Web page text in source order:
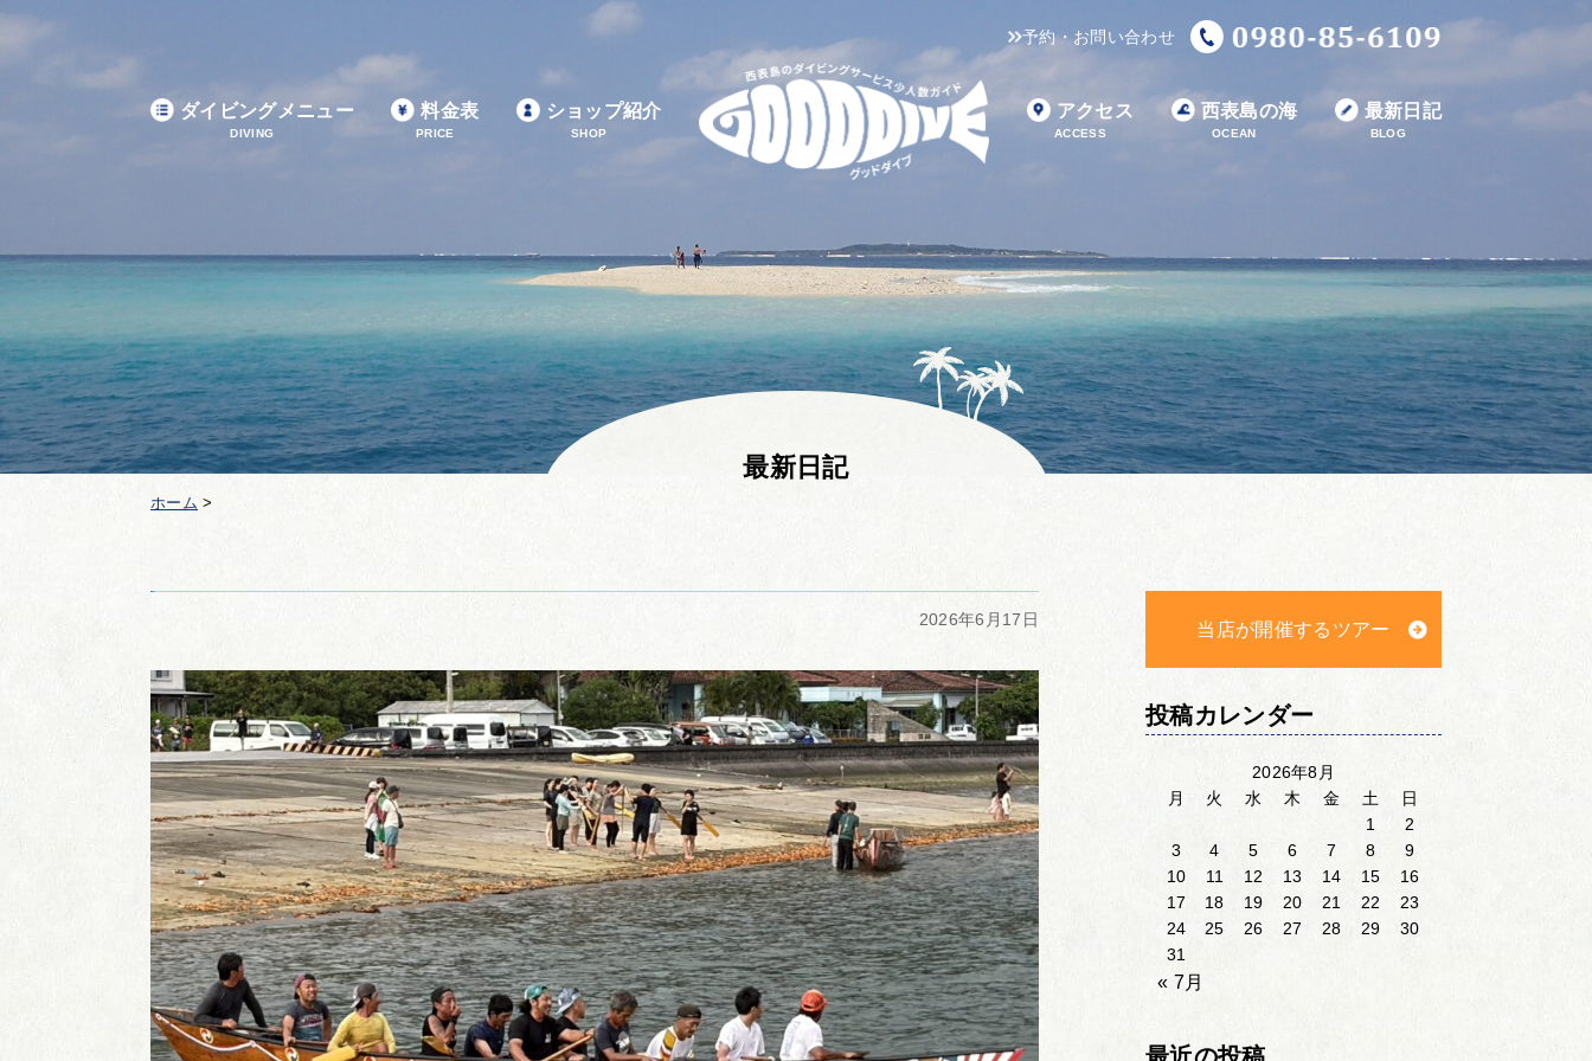
予約・お問い合わせ
ダイビングメニュー
DIVING
料金表
PRICE
ショップ紹介
SHOP
アクセス
ACCESS
西表島の海
OCEAN
最新日記
BLOG
最新日記
ホーム >
2026年6月17日 当店が開催するツアー
投稿カレンダー
2026年8月
月
火 水 木 金 土
日
1
2
3
4 5 6 7 8
9
10
11 12 13 14 15
16
17
18 19 20 21 22
23
24
25 26 27 28 29
30
31
« 7月